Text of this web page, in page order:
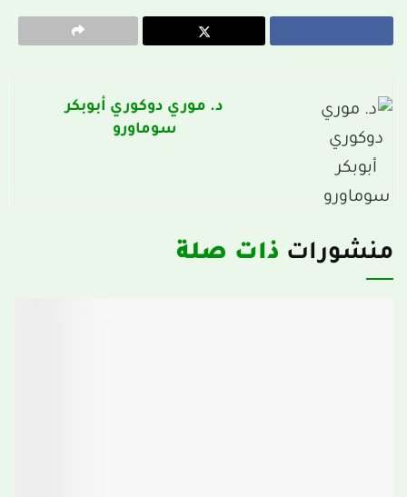
د. موري دوكوري أبوبكر
سوماورو
منشورات ذات صلة